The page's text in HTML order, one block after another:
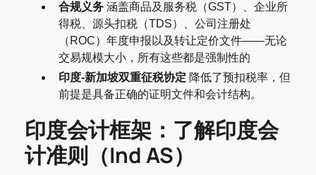
合规义务 涵盖商品及服务税（GST）、企业所
得税、源头扣税（TDS）、公司注册处
（ROC）年度申报以及转让定价文件——无论
交易规模大小，所有这些都是强制性的
印度-新加坡双重征税协定 降低了预扣税率，但
前提是具备正确的证明文件和会计结构。
印度会计框架：了解印度会
计准则（Ind AS）